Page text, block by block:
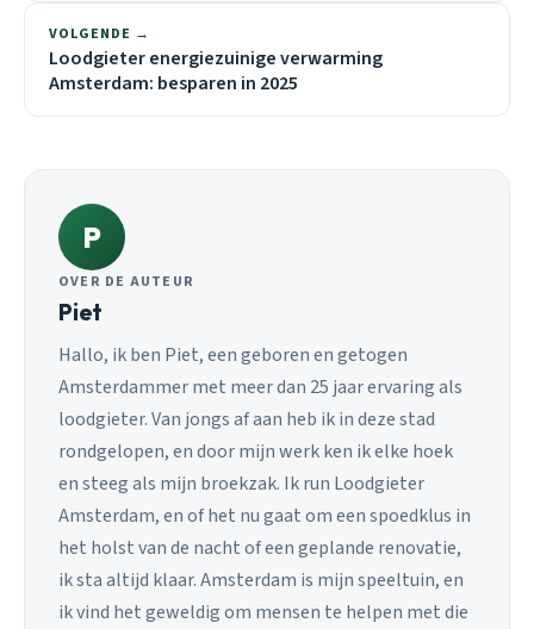
VOLGENDE →
Loodgieter energiezuinige verwarming
Amsterdam: besparen in 2025
P
OVER DE AUTEUR
Piet
Hallo, ik ben Piet, een geboren en getogen
Amsterdammer met meer dan 25 jaar ervaring als
loodgieter. Van jongs af aan heb ik in deze stad
rondgelopen, en door mijn werk ken ik elke hoek
en steeg als mijn broekzak. Ik run Loodgieter
Amsterdam, en of het nu gaat om een spoedklus in
het holst van de nacht of een geplande renovatie,
ik sta altijd klaar. Amsterdam is mijn speeltuin, en
ik vind het geweldig om mensen te helpen met die